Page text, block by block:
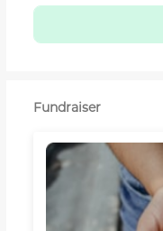
Fundraiser